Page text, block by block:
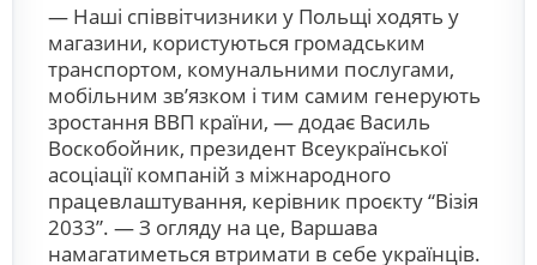
— Наші співвітчизники у Польщі ходять у
магазини, користуються громадським
транспортом, комунальними послугами,
мобільним зв’язком і тим самим генерують
зростання ВВП країни, — додає Василь
Воскобойник, президент Всеукраїнської
асоціації компаній з міжнародного
працевлаштування, керівник проєкту “Візія
2033”. — З огляду на це, Варшава
намагатиметься втримати в себе українців.